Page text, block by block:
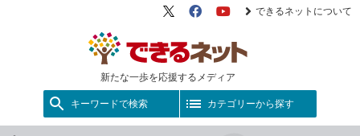
新たな一歩を応援するメディア
X（旧
FacebookYouTube
できるネットについて
キーワードで検索 カテゴリーから探す